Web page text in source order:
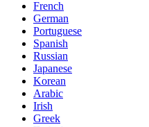
French
German
Portuguese
Spanish
Russian
Japanese
Korean
Arabic
Irish
Greek